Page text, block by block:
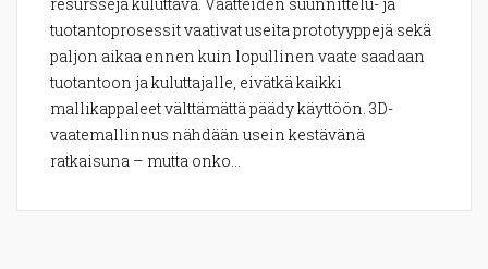
tuotantoprosessit vaativat useita prototyyppejä sekä
paljon aikaa ennen kuin lopullinen vaate saadaan
tuotantoon ja kuluttajalle, eivätkä kaikki
mallikappaleet välttämättä päädy käyttöön. 3D-
vaatemallinnus nähdään usein kestävänä
ratkaisuna – mutta onko...